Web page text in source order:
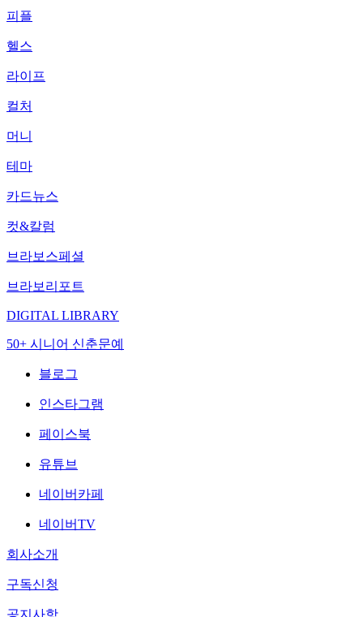
피플
헬스
라이프
컬처
머니
테마
카드뉴스
컷&칼럼
브라보스페셜
브라보리포트
DIGITAL LIBRARY
50+ 시니어 신춘문예
블로그
인스타그램
페이스북
유튜브
네이버카페
네이버TV
회사소개
구독신청